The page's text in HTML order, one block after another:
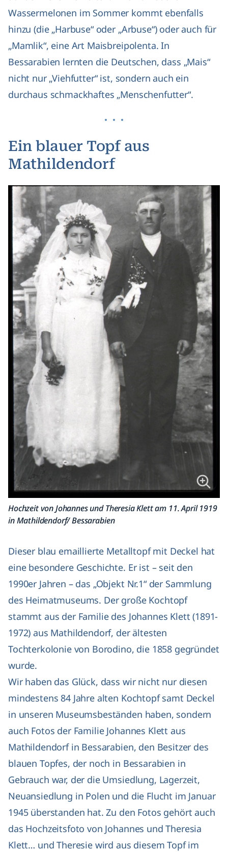
Wassermelonen im Sommer kommt ebenfalls
hinzu (die „Harbuse“ oder „Arbuse“) oder auch für
„Mamlik“, eine Art Maisbreipolenta. In
Bessarabien lernten die Deutschen, dass „Mais“
nicht nur „Viehfutter“ ist, sondern auch ein
durchaus schmackhaftes „Menschenfutter“.
Ein blauer Topf aus
Mathildendorf
Hochzeit von Johannes und Theresia Klett am 11. April 1919
in Mathildendorf/ Bessarabien
Dieser blau emaillierte Metalltopf mit Deckel hat
eine besondere Geschichte. Er ist – seit den
1990er Jahren – das „Objekt Nr.1“ der Sammlung
des Heimatmuseums. Der große Kochtopf
stammt aus der Familie des Johannes Klett (1891-
1972) aus Mathildendorf, der ältesten
Tochterkolonie von Borodino, die 1858 gegründet
wurde.
Wir haben das Glück, dass wir nicht nur diesen
mindestens 84 Jahre alten Kochtopf samt Deckel
in unseren Museumsbeständen haben, sondern
auch Fotos der Familie Johannes Klett aus
Mathildendorf in Bessarabien, den Besitzer des
blauen Topfes, der noch in Bessarabien in
Gebrauch war, der die Umsiedlung, Lagerzeit,
Neuansiedlung in Polen und die Flucht im Januar
1945 überstanden hat. Zu den Fotos gehört auch
das Hochzeitsfoto von Johannes und Theresia
Klett… und Theresie wird aus diesem Topf im